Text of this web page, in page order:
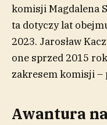
komisji Magdalena
ta dotyczy lat
2023. Jarosław
one sprzed 2015
zakresem komisji –
Awantura